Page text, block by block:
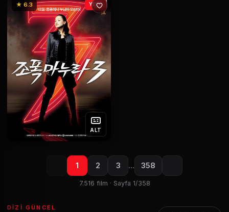
★ 6.3
ALT
YENİ
1 2 3 … 358
7.516 film · Sayfa 1/358
DIZI GÜNCEL